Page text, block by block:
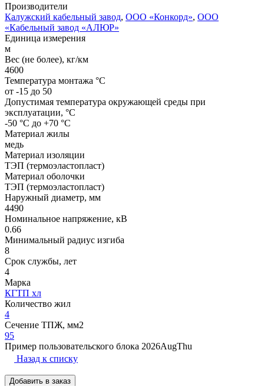
Производители
Калужский кабельный завод, ООО «Конкорд», ООО
«Кабельный завод «АЛЮР»
Единица измерения
м
Вес (не более), кг/км
4600
Температура монтажа °C
от -15 до 50
Допустимая температура окружающей среды при
эксплуатации, °C
-50 °С до +70 °С
Материал жилы
медь
Материал изоляции
ТЭП (термоэластопласт)
Материал оболочки
ТЭП (термоэластопласт)
Наружный диаметр, мм
4490
Номинальное напряжение, кВ
0.66
Минимальный радиус изгиба
8
Срок службы, лет
4
Марка
КГТП хл
Количество жил
4
Сечение ТПЖ, мм2
95
Пример пользовательского блока 2026AugThu
Назад к списку
Добавить в заказ